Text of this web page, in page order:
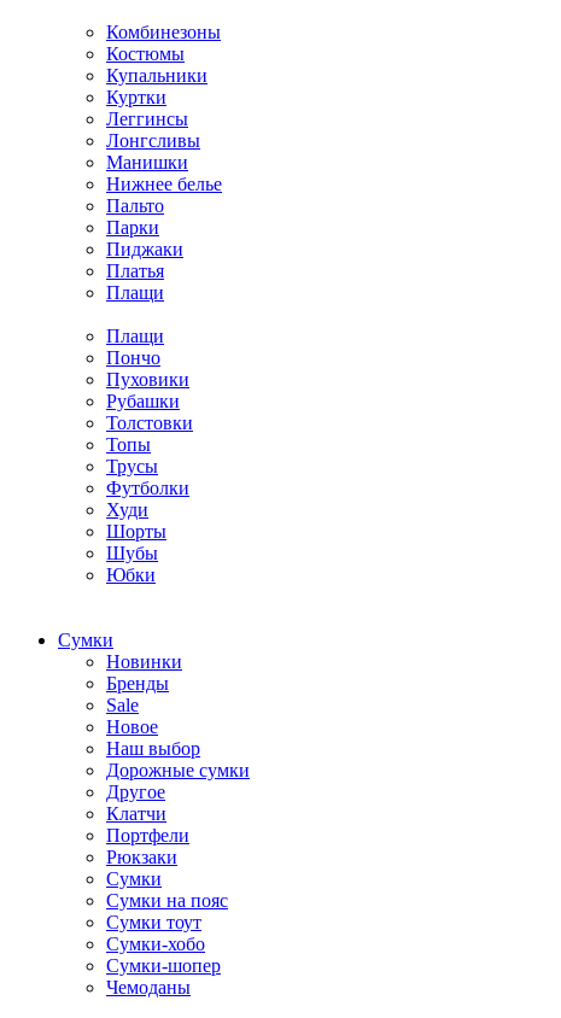
Комбинезоны
Костюмы
Купальники
Куртки
Леггинсы
Лонгсливы
Манишки
Нижнее белье
Пальто
Парки
Пиджаки
Платья
Плащи
Плащи
Пончо
Пуховики
Рубашки
Толстовки
Топы
Трусы
Футболки
Худи
Шорты
Шубы
Юбки
Cумки
Новинки
Бренды
Sale
Новое
Наш выбор
Дорожные сумки
Другое
Клатчи
Портфели
Рюкзаки
Сумки
Сумки на пояс
Сумки тоут
Сумки-хобо
Сумки-шопер
Чемоданы